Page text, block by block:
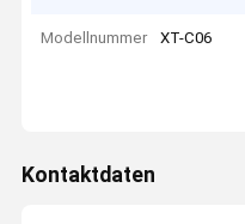
Modellnummer XT-C06
Kontaktdaten